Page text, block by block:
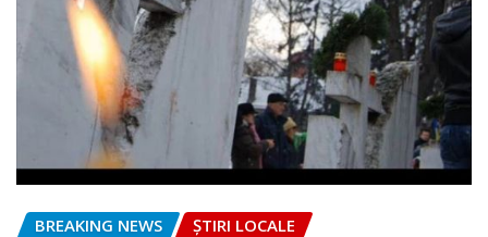
BREAKING NEWS ȘTIRI LOCALE